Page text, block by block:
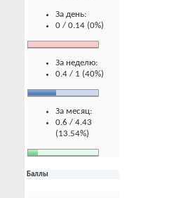
За день:
0 / 0.14 (0%)
За неделю:
0.4 / 1 (40%)
За месяц:
0.6 / 4.43
(13.54%)
Баллы